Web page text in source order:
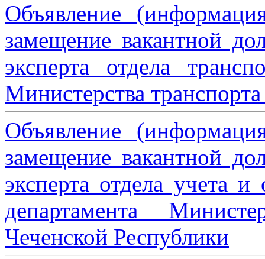
Объявление
замещение вакантной
эксперта отдела
Министерства
Объявление
замещение вакантной
эксперта отдела учета и
департамента
Чеченской Республики